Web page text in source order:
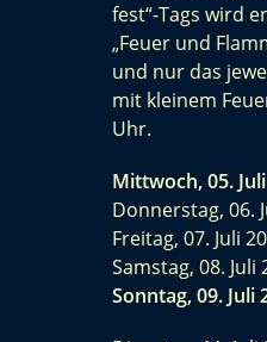
fest“-Tags wird
„Feuer und
und nur das
mit kleinem
Uhr.
Mittwoch, 05.
Donnerstag, 06.
Freitag, 07. Juli
Samstag, 08.
Sonntag, 09.